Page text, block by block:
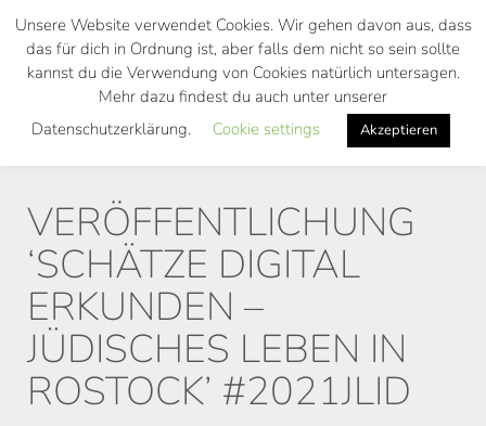
Skip
main
VERÖFFENTLICHUNG
‘SCHÄTZE DIGITAL
ERKUNDEN –
JÜDISCHES LEBEN IN
ROSTOCK’ #2021JLID
Unsere Website verwendet Cookies. Wir gehen davon aus, dass
das für dich in Ordnung ist, aber falls dem nicht so sein sollte
kannst du die Verwendung von Cookies natürlich untersagen.
Mehr dazu findest du auch unter unserer
Datenschutzerklärung.
Cookie settings Akzeptieren